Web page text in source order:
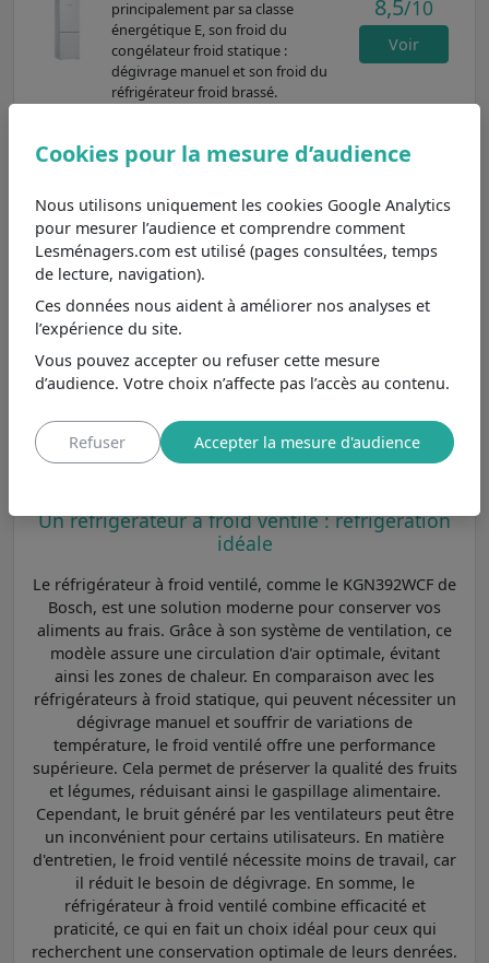
principalement par sa classe
énergétique E, son froid du
congélateur froid statique :
dégivrage manuel et son froid du
réfrigérateur froid brassé.
8,5/10
Voir
Moins cher de 163€, se différencie
énergétique E, son froid du
congélateur froid statique :
dégivrage manuel et son froid du
réfrigérateur froid brassé.
Voir
Bosch KIV87NSE0
Moins cher de 82€
principalement par sa classe
énergétique E, son froid du
réfrigérateur froid brassé, son froid
dégivrage manuel et son type de
pose encastrable.
Voir
Un réfrigérateur à froid ventilé : réfrigération
idéale
Le réfrigérateur à froid ventilé, comme le KGN392WCF de
Bosch, est une solution moderne pour conserver vos
aliments au frais. Grâce à son système de ventilation, ce
modèle assure une circulation d'air optimale, évitant
ainsi les zones de chaleur. En comparaison avec les
réfrigérateurs à froid statique, qui peuvent nécessiter un
dégivrage manuel et souffrir de variations de
température, le froid ventilé offre une performance
supérieure. Cela permet de préserver la qualité des fruits
et légumes, réduisant ainsi le gaspillage alimentaire.
Cependant, le bruit généré par les ventilateurs peut être
un inconvénient pour certains utilisateurs. En matière
d'entretien, le froid ventilé nécessite moins de travail, car
il réduit le besoin de dégivrage. En somme, le
réfrigérateur à froid ventilé combine efficacité et
praticité, ce qui en fait un choix idéal pour ceux qui
recherchent une conservation optimale de leurs denrées.
Cookies pour la mesure d’audience
Nous utilisons uniquement les cookies Google Analytics
pour mesurer l’audience et comprendre comment
Lesménagers.com est utilisé (pages consultées, temps
de lecture, navigation).
Ces données nous aident à améliorer nos analyses et
l’expérience du site.
Vous pouvez accepter ou refuser cette mesure
d’audience. Votre choix n’affecte pas l’accès au contenu.
Refuser Accepter la mesure d'audience